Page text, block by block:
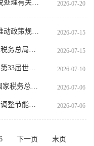
问题的公告 2026-07-20
落实的通知 2026-07-15
策衔接工作的通知 2026-07-15
收政策的通知 2026-07-10
稳岗扩岗的通知 2026-07-06
优惠政策的公告 2026-07-06
下一页 末页